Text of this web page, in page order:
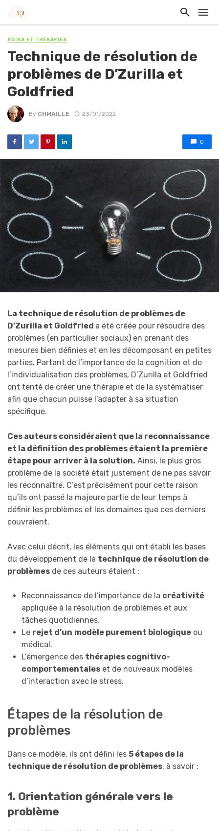
SOINS ET THÉRAPIES
Technique de résolution de
problèmes de D’Zurilla et
Goldfried
By CHMAILLE 23/01/2022
0
La technique de résolution de problèmes de
D’Zurilla et Goldfried a été créée pour résoudre des
problèmes (en particulier sociaux) en prenant des
mesures bien définies et en les décomposant en petites
parties. Partant de l’importance de la cognition et de
l’individualisation des problèmes, D’Zurilla et Goldfried
ont tenté de créer une thérapie et de la systématiser
afin que chacun puisse l’adapter à sa situation
spécifique.
Ces auteurs considéraient que la reconnaissance
et la définition des problèmes étaient la première
étape pour arriver à la solution. Ainsi, le plus gros
problème de la société était justement de ne pas savoir
les reconnaître. C’est précisément pour cette raison
qu’ils ont passé la majeure partie de leur temps à
définir les problèmes et les domaines que ces derniers
couvraient.
Avec celui décrit, les éléments qui ont établi les bases
du développement de la technique de résolution de
problèmes de ces auteurs étaient :
Reconnaissance de l’importance de la créativité
appliquée à la résolution de problèmes et aux
tâches quotidiennes.
Le rejet d’un modèle purement biologiqueou
médical.
L’émergence des thérapies cognitivo-
comportementaleset de nouveaux modèles
d’interaction avec le stress.
Étapes de la résolution de
problèmes
Dans ce modèle, ils ont défini les 5 étapes de la
technique de résolution de problèmes, à savoir :
1. Orientation générale vers le
problème